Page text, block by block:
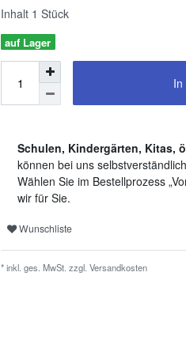
Inhalt 1 Stück
auf Lager
In
Schulen, Kindergärten, Kitas,
können bei uns
Wählen Sie im Bestellprozess
wir für Sie.
Wunschliste
* inkl. ges. MwSt. zzgl. Versandkosten